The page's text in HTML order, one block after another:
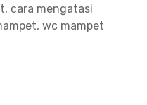
cara mengatasi
wc mampet